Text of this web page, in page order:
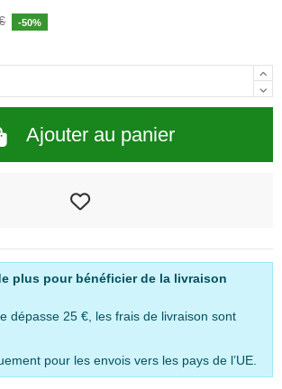
-50%
Ajouter au panier
plus pour bénéficier de la livraison
dépasse 25 €, les frais de livraison sont
pour les envois vers les pays de l’UE.